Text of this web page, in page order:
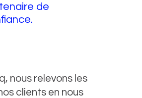
de
nous relevons les
clients en nous